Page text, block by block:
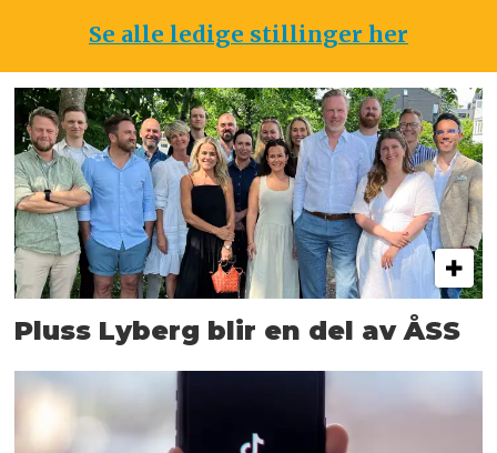
Se alle ledige stillinger her
Pluss Lyberg blir en del av ÅSS